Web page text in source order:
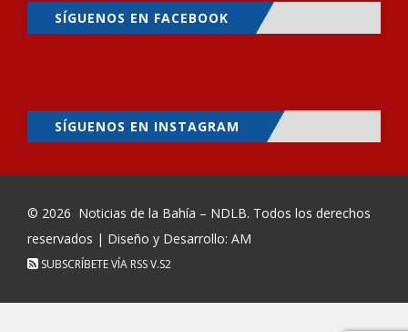
SÍGUENOS EN FACEBOOK
SÍGUENOS EN INSTAGRAM
© 2026 Noticias de la Bahía – NDLB. Todos los derechos
reservados | Diseño y Desarrollo: AM
SUBSCRÍBETE VÍA RSSV.S2